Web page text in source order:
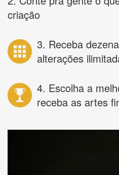
criação
3. Receba
alterações
4. Escolha a
receba as artes